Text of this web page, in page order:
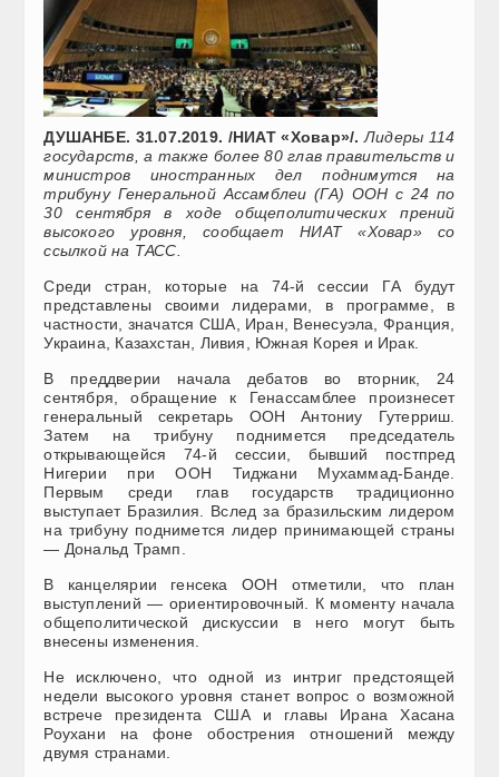
ДУШАНБЕ. 31.07.2019. /НИАТ «Ховар»/. Лидеры 114
государств, а также более 80 глав правительств и
министров иностранных дел поднимутся на
трибуну Генеральной Ассамблеи (ГА) ООН с 24 по
30 сентября в ходе общеполитических прений
высокого уровня, сообщает НИАТ «Ховар» со
ссылкой на ТАСС.
Среди стран, которые на 74-й сессии ГА будут
представлены своими лидерами, в программе, в
частности, значатся США, Иран, Венесуэла, Франция,
Украина, Казахстан, Ливия, Южная Корея и Ирак.
В преддверии начала дебатов во вторник, 24
сентября, обращение к Генассамблее произнесет
генеральный секретарь ООН Антониу Гутерриш.
Затем на трибуну поднимется председатель
открывающейся 74-й сессии, бывший постпред
Нигерии при ООН Тиджани Мухаммад-Банде.
Первым среди глав государств традиционно
выступает Бразилия. Вслед за бразильским лидером
на трибуну поднимется лидер принимающей страны
— Дональд Трамп.
В канцелярии генсека ООН отметили, что план
выступлений — ориентировочный. К моменту начала
общеполитической дискуссии в него могут быть
внесены изменения.
Не исключено, что одной из интриг предстоящей
недели высокого уровня станет вопрос о возможной
встрече президента США и главы Ирана Хасана
Роухани на фоне обострения отношений между
двумя странами.